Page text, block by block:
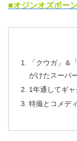
■オジンオズボー
「クウガ」＆
がけたスーパ
1年通してギ
特撮とコメデ